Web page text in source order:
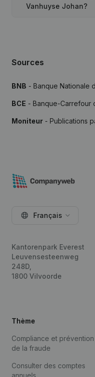
Vanhuyse Johan?
Sources
BNB - Banque Nationale
BCE - Banque-Carrefour
Moniteur - Publications
Français
Kantorenpark Everest
Leuvensesteenweg
248D,
1800 Vilvoorde
Thème
Compliance et prévention
de la fraude
Consulter des comptes
annuels